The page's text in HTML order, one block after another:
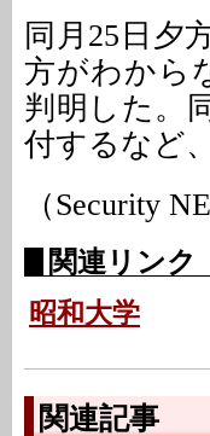
同月25日夕
方がわから
判明した。
付するなど
（Security
関連リンク
昭和大学
関連記事